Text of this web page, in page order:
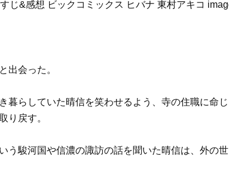
出会った。
暮らしていた晴信を笑わせるよう、寺の住職に命じ
り戻す。
う駿河国や信濃の諏訪の話を聞いた晴信は、外の世